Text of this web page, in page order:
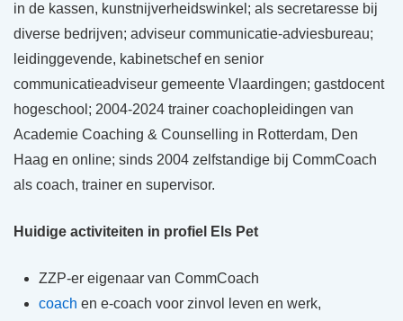
in de kassen, kunstnijverheidswinkel; als secretaresse bij
diverse bedrijven; adviseur communicatie-adviesbureau;
leidinggevende, kabinetschef en senior
communicatieadviseur gemeente Vlaardingen; gastdocent
hogeschool; 2004-2024 trainer coachopleidingen van
Academie Coaching & Counselling in Rotterdam, Den
Haag en online; sinds 2004 zelfstandige bij CommCoach
als coach, trainer en supervisor.
Huidige activiteiten in profiel Els Pet
ZZP-er eigenaar van CommCoach
coach en e-coach voor zinvol leven en werk,